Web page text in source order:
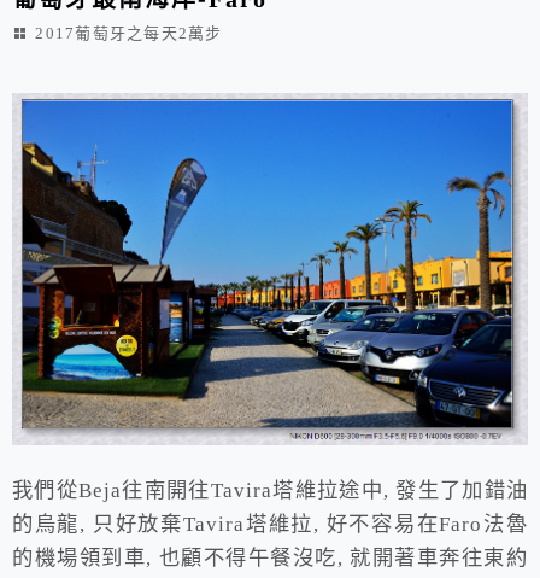
2017葡萄牙之每天2萬步
我們從Beja往南開往Tavira塔維拉途中, 發生了加錯油
的烏龍, 只好放棄Tavira塔維拉, 好不容易在Faro法魯
的機場領到車, 也顧不得午餐沒吃, 就開著車奔往東約